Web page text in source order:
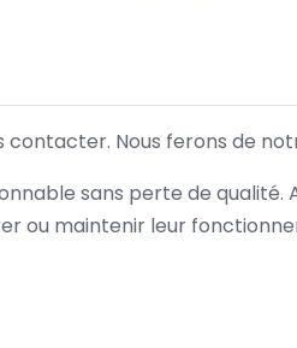
Nous ferons de
sans perte de
ou maintenir leur